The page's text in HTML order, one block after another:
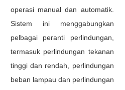
operasi manual dan automatik.
Sistem ini menggabungkan
pelbagai peranti perlindungan,
termasuk perlindungan tekanan
tinggi dan rendah, perlindungan
beban lampau dan perlindungan